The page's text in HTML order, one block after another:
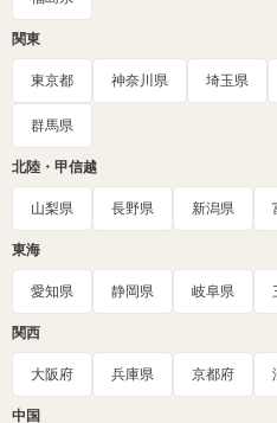
関東
東京都 神奈川県 埼玉県
群馬県
北陸・甲信越
山梨県 長野県 新潟県
東海
愛知県 静岡県 岐阜県
関西
大阪府 兵庫県 京都府
中国